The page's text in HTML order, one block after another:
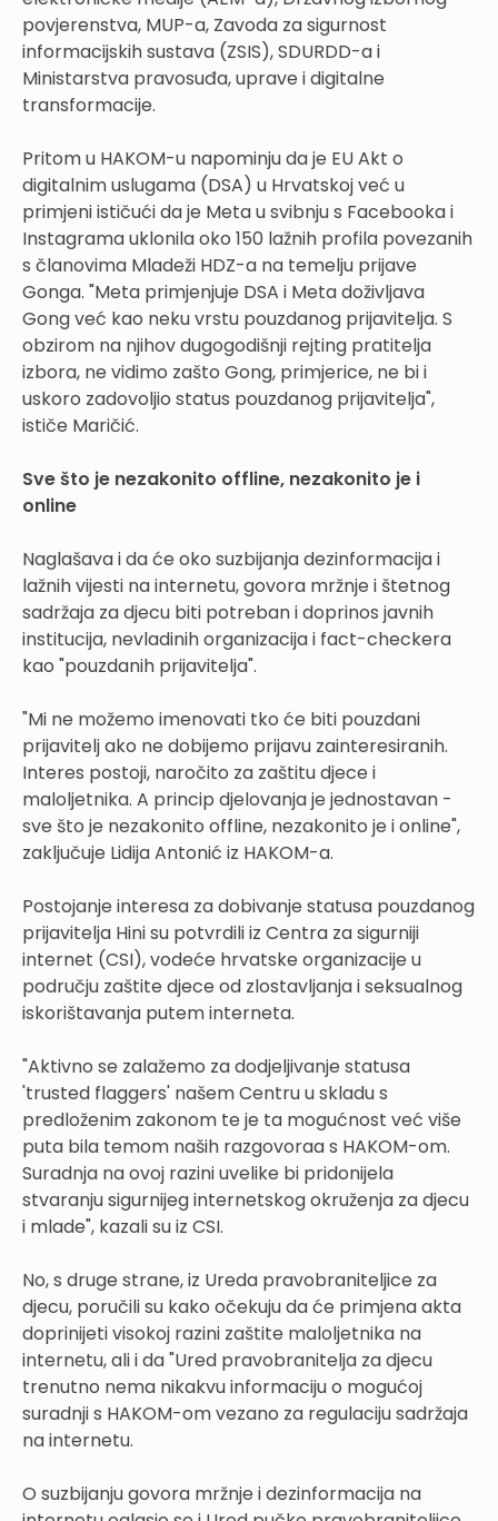
povjerenstva, MUP-a, Zavoda za sigurnost
informacijskih sustava (ZSIS), SDURDD-a i
Ministarstva pravosuđa, uprave i digitalne
transformacije.
Pritom u HAKOM-u napominju da je EU Akt o
digitalnim uslugama (DSA) u Hrvatskoj već u
primjeni ističući da je Meta u svibnju s Facebooka i
Instagrama uklonila oko 150 lažnih profila povezanih
s članovima Mladeži HDZ-a na temelju prijave
Gonga. "Meta primjenjuje DSA i Meta doživljava
Gong već kao neku vrstu pouzdanog prijavitelja. S
obzirom na njihov dugogodišnji rejting pratitelja
izbora, ne vidimo zašto Gong, primjerice, ne bi i
uskoro zadovoljio status pouzdanog prijavitelja",
ističe Maričić.
Sve što je nezakonito offline, nezakonito je i
online
Naglašava i da će oko suzbijanja dezinformacija i
lažnih vijesti na internetu, govora mržnje i štetnog
sadržaja za djecu biti potreban i doprinos javnih
institucija, nevladinih organizacija i fact-checkera
kao "pouzdanih prijavitelja".
"Mi ne možemo imenovati tko će biti pouzdani
prijavitelj ako ne dobijemo prijavu zainteresiranih.
Interes postoji, naročito za zaštitu djece i
maloljetnika. A princip djelovanja je jednostavan -
sve što je nezakonito offline, nezakonito je i online",
zaključuje Lidija Antonić iz HAKOM-a.
Postojanje interesa za dobivanje statusa pouzdanog
prijavitelja Hini su potvrdili iz Centra za sigurniji
internet (CSI), vodeće hrvatske organizacije u
području zaštite djece od zlostavljanja i seksualnog
iskorištavanja putem interneta.
"Aktivno se zalažemo za dodjeljivanje statusa
'trusted flaggers' našem Centru u skladu s
predloženim zakonom te je ta mogućnost već više
puta bila temom naših razgovoraa s HAKOM-om.
Suradnja na ovoj razini uvelike bi pridonijela
stvaranju sigurnijeg internetskog okruženja za djecu
i mlade", kazali su iz CSI.
No, s druge strane, iz Ureda pravobraniteljice za
djecu, poručili su kako očekuju da će primjena akta
doprinijeti visokoj razini zaštite maloljetnika na
internetu, ali i da "Ured pravobranitelja za djecu
trenutno nema nikakvu informaciju o mogućoj
suradnji s HAKOM-om vezano za regulaciju sadržaja
na internetu.
O suzbijanju govora mržnje i dezinformacija na